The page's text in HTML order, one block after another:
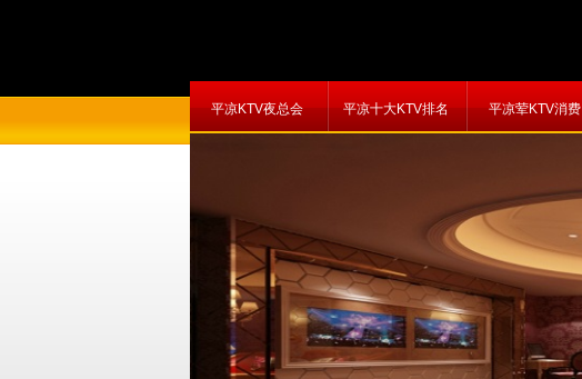
平凉KTV夜总会 平凉十大KTV排名 平凉荤KTV消费